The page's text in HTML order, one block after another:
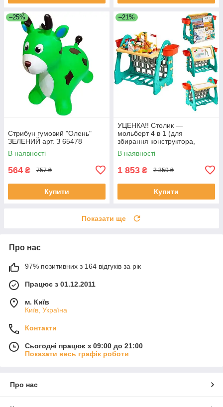
–25%
Стрибун гумовий "Олень"
ЗЕЛЕНИЙ арт. З 65478
В наявності
564 ₴ 757 ₴
Купити
–21%
УЦЕНКА!! Столик —
мольберт 4 в 1 (для
збирання конструктора,
малювання, книжкова
полиця) арт. S 075
В наявності
1 853 ₴ 2 359 ₴
Купити
Показати ще
Про нас
97% позитивних з 164 відгуків за рік
Працює з 01.12.2011
м. Київ
Київ, Україна
Контакти
Сьогодні працює з 09:00 до 21:00
Показати весь графік роботи
Про нас